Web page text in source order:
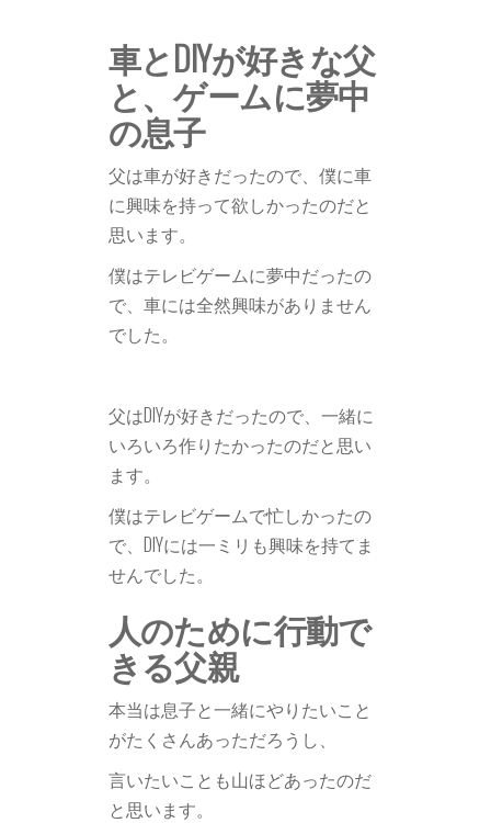
車とDIYが好きな父
と、ゲームに夢中
の息子
父は車が好きだったので、僕に車
に興味を持って欲しかったのだと
思います。
僕はテレビゲームに夢中だったの
で、車には全然興味がありません
でした。
父はDIYが好きだったので、一緒に
いろいろ作りたかったのだと思い
ます。
僕はテレビゲームで忙しかったの
で、DIYには一ミリも興味を持てま
せんでした。
人のために行動で
きる父親
本当は息子と一緒にやりたいこと
がたくさんあっただろうし、
言いたいことも山ほどあったのだ
と思います。